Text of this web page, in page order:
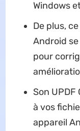
Windows
De plus,
Android
pour
Son
à vos
appareil